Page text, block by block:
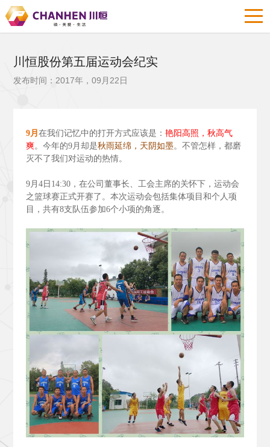
川恒股份第五届运动会纪实
发布时间：2017年，09月22日
9月 在我们记忆中的打开方式应该是： 艳阳高照，秋高气
爽。今年的9月却是秋雨延绵，天阴如墨。不管怎样，都磨
灭不了我们对运动的热情。
9月4日14:30，在公司董事长、工会主席的关怀下，运动会
之篮球赛正式开赛了。本次运动会包括集体项目和个人项
目，共有8支队伍参加6个小项的角逐。